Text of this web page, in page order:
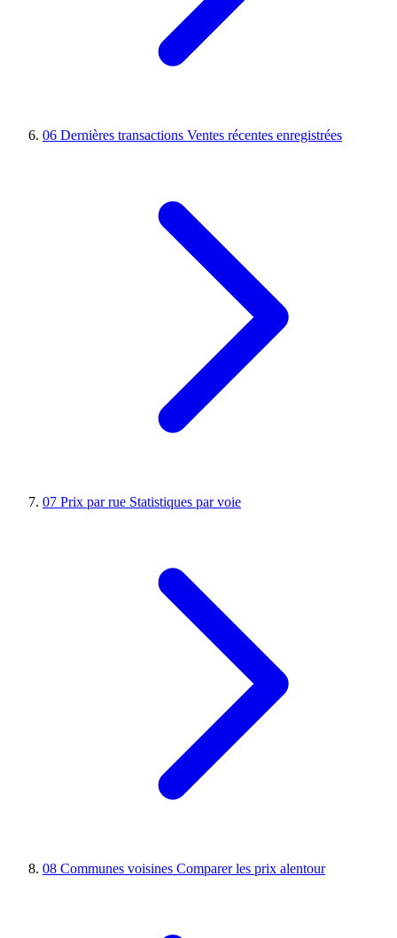
06 Dernières transactions Ventes récentes enregistrées
07 Prix par rue Statistiques par voie
08 Communes voisines Comparer les prix alentour